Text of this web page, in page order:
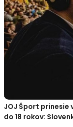
JOJ Šport
do 18 rokov: